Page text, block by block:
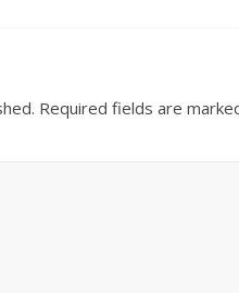
Required fields are